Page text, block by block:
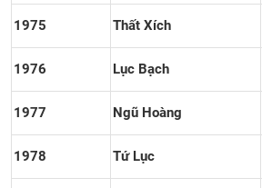
1975 Thất Xích
1976 Lục Bạch
1977 Ngũ Hoàng
1978 Tứ Lục